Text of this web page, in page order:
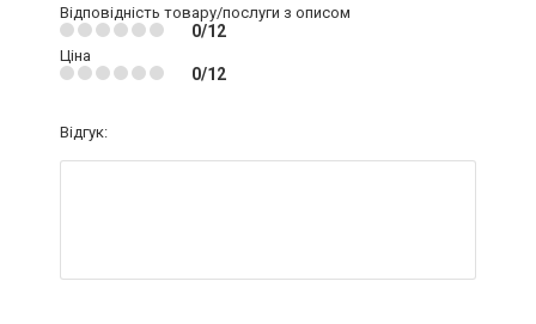
Відповідність товару/послуги з описом
0/12
Ціна
0/12
Відгук: